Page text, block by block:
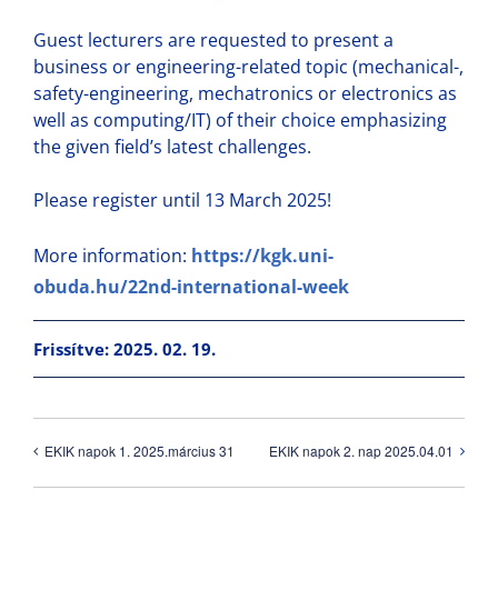
Guest lecturers are requested to present a
business or engineering-related topic (mechanical-,
safety-engineering, mechatronics or electronics as
well as computing/IT) of their choice emphasizing
the given field’s latest challenges.
Please register until 13 March 2025!
More information: https://kgk.uni-
obuda.hu/22nd-international-week
Frissítve: 2025. 02. 19.
EKIK napok 1. 2025.március 31 EKIK napok 2. nap 2025.04.01